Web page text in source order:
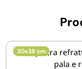
30x38 cm